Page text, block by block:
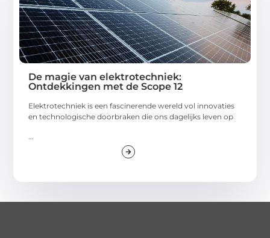
De magie van elektrotechniek:
Ontdekkingen met de Scope 12
Elektrotechniek is een fascinerende wereld vol innovaties
en technologische doorbraken die ons dagelijks leven op